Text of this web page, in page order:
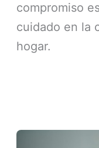
compromiso
cuidado en la
hogar.